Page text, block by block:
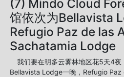
(7) Mindo Cloud
馆依次为Bellavista
Refugio Paz de las
Sachatamia Lodge
我们要在明多云雾林地区花5天4夜
Bellavista Lodge一晚，Refugio